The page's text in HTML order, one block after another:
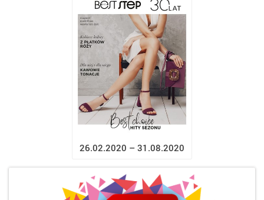
26.02.2020 – 31.08.2020